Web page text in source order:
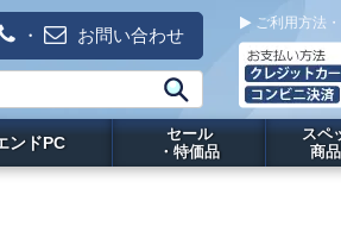
・ お問い合わせ
ご利用方法
ンドPC
セール
・特価品
スペ
商